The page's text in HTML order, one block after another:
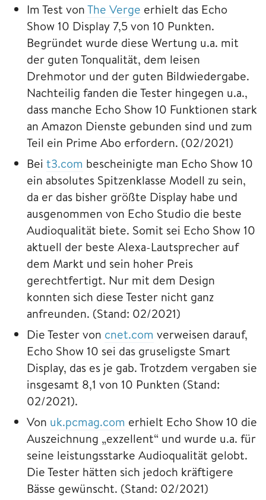
Im Test vonThe Verge erhielt das Echo
Show 10 Display 7,5 von 10 Punkten.
Begründet wurde diese Wertung u.a. mit
der guten Tonqualität, dem leisen
Drehmotor und der guten Bildwiedergabe.
Nachteilig fanden die Tester hingegen u.a.,
dass manche Echo Show 10 Funktionen stark
an Amazon Dienste gebunden sind und zum
Teil ein Prime Abo erfordern. (02/2021)
Bei t3.com bescheinigte man Echo Show 10
ein absolutes Spitzenklasse Modell zu sein,
da er das bisher größte Display habe und
ausgenommen von Echo Studio die beste
Audioqualität biete. Somit sei Echo Show 10
aktuell der beste Alexa-Lautsprecher auf
dem Markt und sein hoher Preis
gerechtfertigt. Nur mit dem Design
konnten sich diese Tester nicht ganz
anfreunden. (Stand: 02/2021)
Die Tester von cnet.com verweisen darauf,
Echo Show 10 sei das gruseligste Smart
Display, das es je gab. Trotzdem vergaben sie
insgesamt 8,1 von 10 Punkten (Stand:
02/2021).
Von uk.pcmag.com erhielt Echo Show 10 die
Auszeichnung „exzellent“ und wurde u.a. für
seine leistungsstarke Audioqualität gelobt.
Die Tester hätten sich jedoch kräftigere
Bässe gewünscht. (Stand: 02/2021)